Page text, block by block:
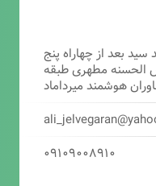
بعد از چهاراه پنج
مطهری طبقه
هوشمند میرداماد
۰۹۱۰۹۰۰۸۹۱۰